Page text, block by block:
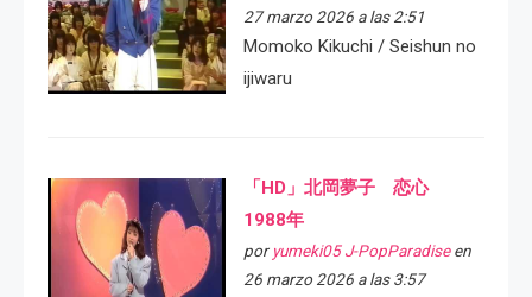
27 marzo 2026 a las 2:51
Momoko Kikuchi / Seishun no
ijiwaru
「HD」北岡夢子 恋心
1988年
por yumeki05 J-PopParadiseen
26 marzo 2026 a las 3:57